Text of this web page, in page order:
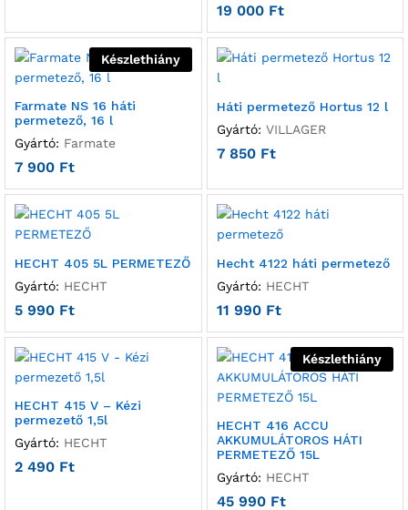
19 000 Ft
Készlethiány
Farmate NS 16 háti
permetező, 16 l
Gyártó: Farmate
7 900 Ft
Háti permetező Hortus 12 l
Gyártó: VILLAGER
7 850 Ft
HECHT 405 5L PERMETEZŐ
Gyártó: HECHT
5 990 Ft
Hecht 4122 háti permetező
Gyártó: HECHT
11 990 Ft
HECHT 415 V – Kézi
permezető 1,5l
Gyártó: HECHT
2 490 Ft
Készlethiány
HECHT 416 ACCU
AKKUMULÁTOROS HÁTI
PERMETEZŐ 15L
Gyártó: HECHT
45 990 Ft